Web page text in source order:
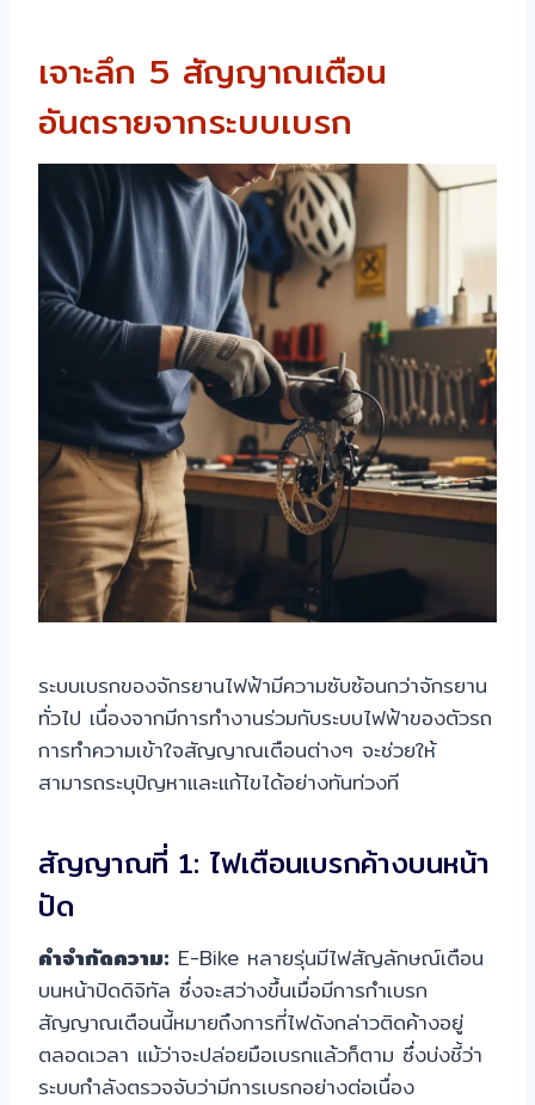
เจาะลึก 5 สัญญาณเตือน
อันตรายจากระบบเบรก
ระบบเบรกของจักรยานไฟฟ้ามีความซับซ้อนกว่าจักรยาน
ทั่วไป เนื่องจากมีการทำงานร่วมกับระบบไฟฟ้าของตัวรถ
การทำความเข้าใจสัญญาณเตือนต่างๆ จะช่วยให้
สามารถระบุปัญหาและแก้ไขได้อย่างทันท่วงที
สัญญาณที่ 1: ไฟเตือนเบรกค้างบนหน้า
ปัด
คำจำกัดความ: E-Bike หลายรุ่นมีไฟสัญลักษณ์เตือน
บนหน้าปัดดิจิทัล ซึ่งจะสว่างขึ้นเมื่อมีการกำเบรก
สัญญาณเตือนนี้หมายถึงการที่ไฟดังกล่าวติดค้างอยู่
ตลอดเวลา แม้ว่าจะปล่อยมือเบรกแล้วก็ตาม ซึ่งบ่งชี้ว่า
ระบบกำลังตรวจจับว่ามีการเบรกอย่างต่อเนื่อง